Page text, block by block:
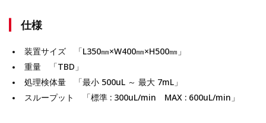
仕様
装置サイズ 「L350㎜×W400㎜×H500㎜」
重量 「TBD」
処理検体量 「最小 500uL ～ 最大 7mL」
スループット 「標準 : 300uL/min MAX : 600uL/min」